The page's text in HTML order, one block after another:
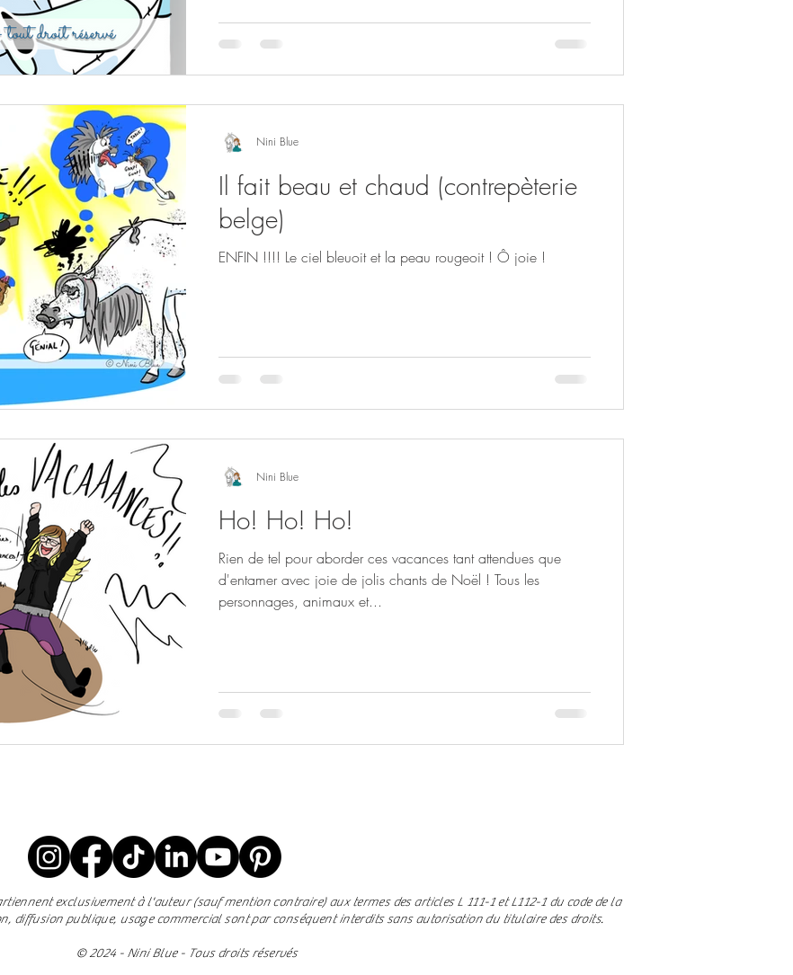
Il fait beau et chaud (contrepèterie
belge)
ENFIN !!!! Le ciel bleuoit et la peau rougeoit ! Ô joie !
Nini Blue
Ho! Ho! Ho!
Rien de tel pour aborder ces vacances tant attendues que
d'entamer avec joie de jolis chants de Noël ! Tous les
personnages, animaux et...
Nini Blue
exclusivement à l'auteur (sauf mention contraire) aux termes des articles L 111-1 et L112-1 du code de la
diffusion publique, usage commercial sont par conséquent interdits sans autorisation du titulaire des droits.
© 2024 - Nini Blue - Tous droits réservés